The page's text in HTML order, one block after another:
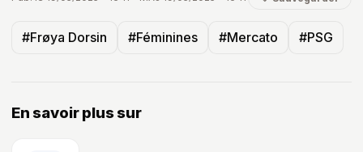
#Frøya Dorsin #Féminines #Mercato #PSG
En savoir plus sur